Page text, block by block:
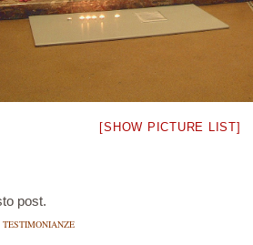
[SHOW PICTURE LIST]
post.
TESTIMONIANZE